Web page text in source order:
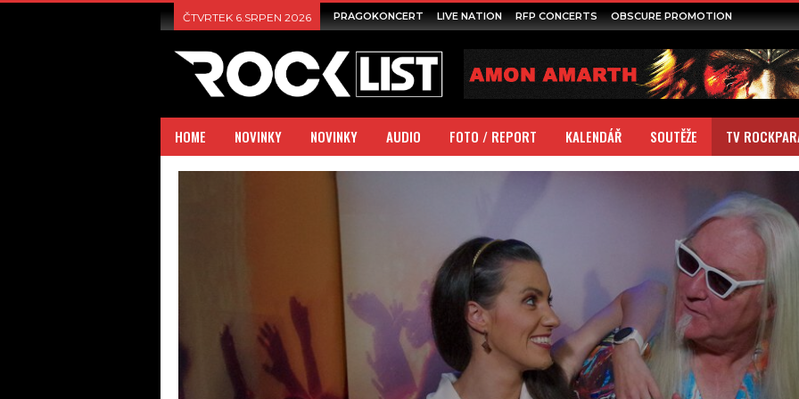
ČTVRTEK 6.SRPEN 2026 PRAGOKONCERT LIVE NATION RFP CONCERTS OBSCURE PROMOTION
HOME NOVINKY NOVINKY AUDIO FOTO / REPORT KALENDÁŘ SOUTĚŽE TV